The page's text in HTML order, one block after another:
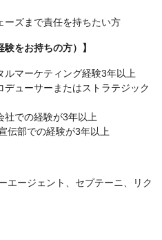
ーズまで責任を持ちたい方
をお持ちの方）】
ルマーケティング経験3年以上
デューサーまたはストラテジック
社での経験が3年以上
伝部での経験が3年以上
エージェント、セプテーニ、リク